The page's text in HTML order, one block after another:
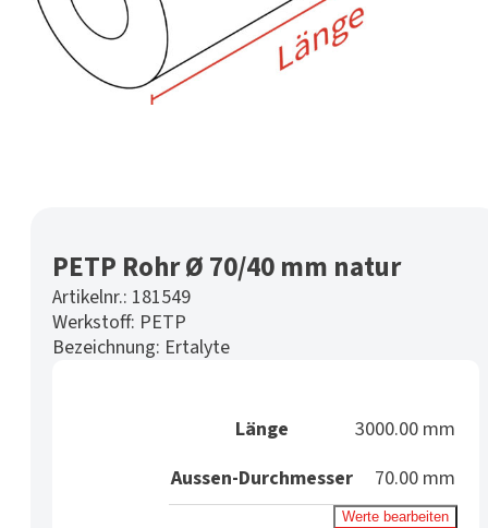
PETP Rohr Ø 70/40 mm natur
Artikelnr.: 181549
Werkstoff: PETP
Bezeichnung: Ertalyte
Länge
3000.00 mm
Aussen-Durchmesser
70.00 mm
Werte bearbeiten